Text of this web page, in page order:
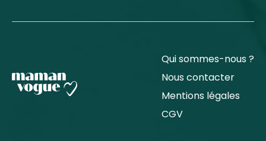
Qui sommes-nous ?
Nous contacter
Mentions légales
CGV